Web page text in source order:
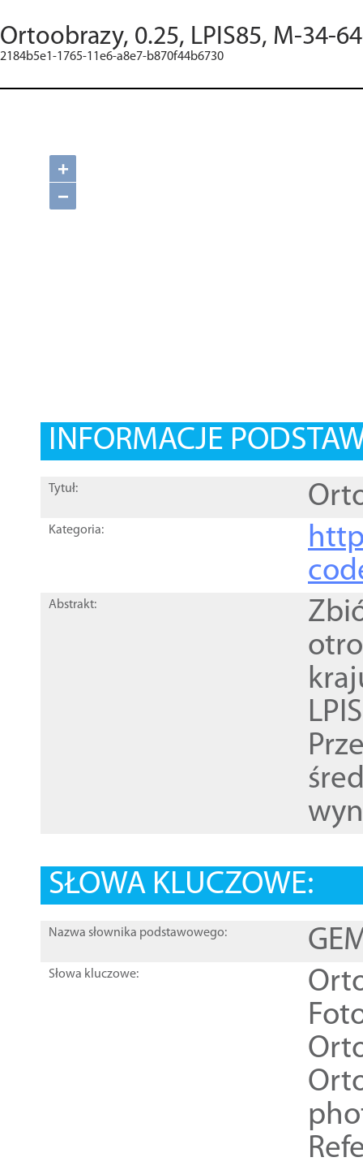
Ortoobrazy, 0.25, LPIS85, M-34-
2184b5e1-1765-11e6-a8e7-b870f44b6730
+
−
INFORMACJE
Tytuł:
Kategoria:
Abstrakt:
SŁOWA KLUCZOWE:
Nazwa słownika podstawowego:
Słowa kluczowe: